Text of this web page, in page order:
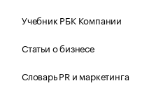
Учебник РБК Компании
Статьи о бизнесе
Словарь PR и маркетинга